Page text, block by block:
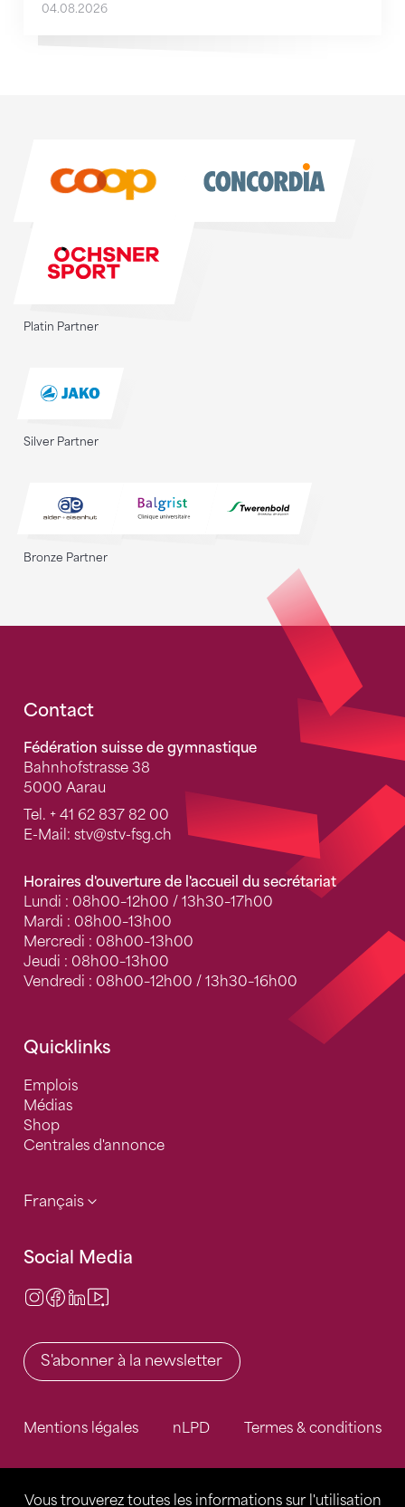
Vous trouverez toutes les informations sur l'utilisation
04.08.2026
Platin Partner
Silver Partner
Bronze Partner
Fusszeile
Contact
Fédération suisse de gymnastique
Bahnhofstrasse 38
5000 Aarau
Tel. + 41 62 837 82 00
E-Mail: stv@stv-fsg.ch
Horaires d'ouverture de l'accueil du secrétariat
Lundi : 08h00–12h00 / 13h30–17h00
Mardi : 08h00–13h00
Mercredi : 08h00–13h00
Jeudi : 08h00–13h00
Vendredi : 08h00–12h00 / 13h30–16h00
Quicklinks
Emplois
Médias
Shop
Centrales d'annonce
Français
Social Media
Instagram
Facebook
LinkedIn
S'abonner à la newsletter
Mentions légales nLPD Termes & conditions